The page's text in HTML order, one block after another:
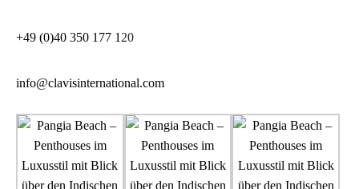
+49 (0)40 350 177 1 20
info@clavisinternational.com